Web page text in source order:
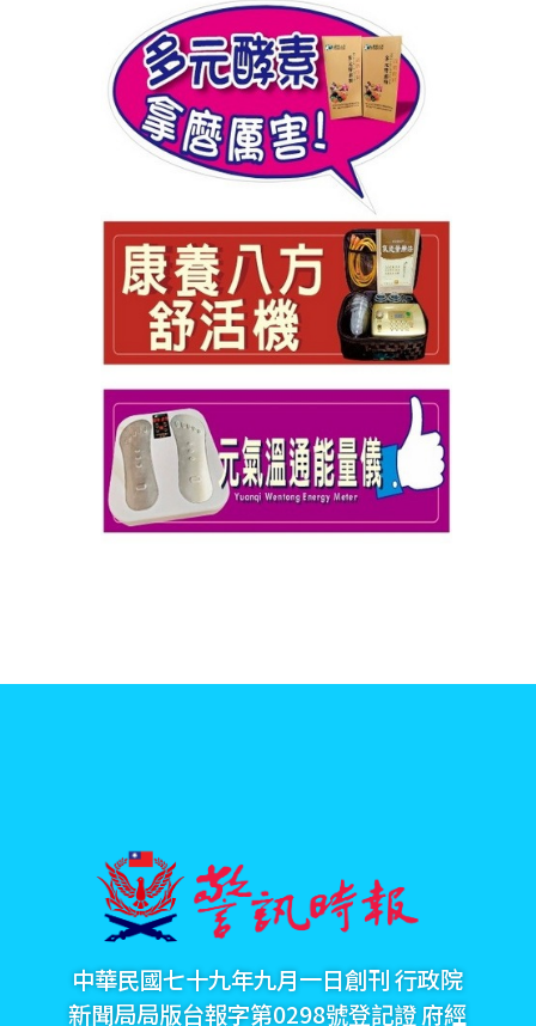
中華民國七十九年九月一日創刊 行政院
新聞局局版台報字第0298號登記證 府經